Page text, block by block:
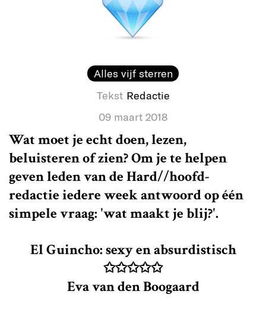
Alles vijf sterren
Tekst Redactie
09 maart 2018
Wat moet je echt doen, lezen,
beluisteren of zien? Om je te helpen
geven leden van de Hard//hoofd-
redactie iedere week antwoord op één
simpele vraag: 'wat maakt je blij?'.
El Guincho: sexy en absurdistisch
✩✩✩✩✩
Eva van den Boogaard